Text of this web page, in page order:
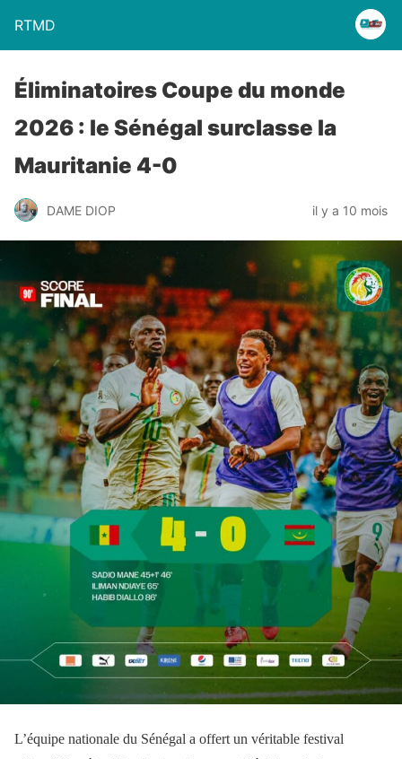
RTMD
Éliminatoires Coupe du monde
2026 : le Sénégal surclasse la
Mauritanie 4-0
DAME DIOP il y a 10 mois
L’équipe nationale du Sénégal a offert un véritable festival